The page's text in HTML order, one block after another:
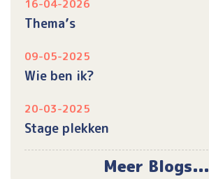
16-04-2026
Thema’s
09-05-2025
Wie ben ik?
20-03-2025
Stage plekken
Meer Blogs...